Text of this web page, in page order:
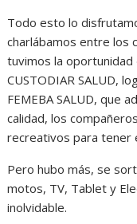
Todo esto lo
charlábamos entre los
tuvimos la
CUSTODIAR SALUD,
FEMEBA SALUD, que
calidad, los
recreativos para tener
Pero hubo más, se
motos, TV, Tablet y
inolvidable.